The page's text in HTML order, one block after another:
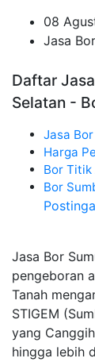
08
Jasa
Daftar
Selatan -
Jasa
Harga
Bor Titik
Bor
Jasa Bor
pengeboran
Tanah
STIGEM
yang
hingga lebih